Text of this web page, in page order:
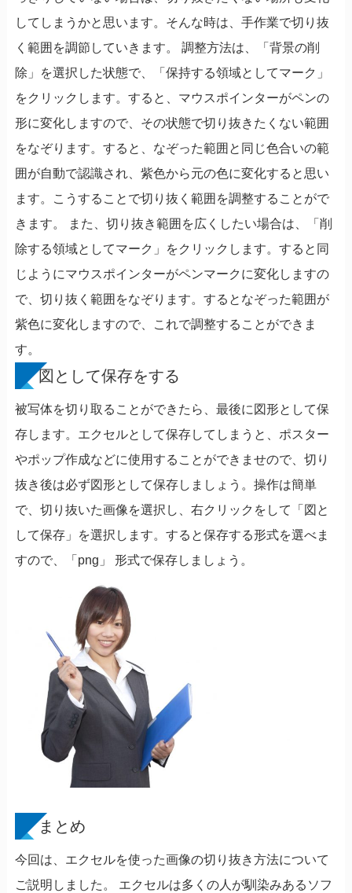
してしまうかと思います。そんな時は、手作業で切り抜
く範囲を調節していきます。 調整方法は、「背景の削
除」を選択した状態で、「保持する領域としてマーク」
をクリックします。すると、マウスポインターがペンの
形に変化しますので、その状態で切り抜きたくない範囲
をなぞります。すると、なぞった範囲と同じ色合いの範
囲が自動で認識され、紫色から元の色に変化すると思い
ます。こうすることで切り抜く範囲を調整することがで
きます。 また、切り抜き範囲を広くしたい場合は、「削
除する領域としてマーク」をクリックします。すると同
じようにマウスポインターがペンマークに変化しますの
で、切り抜く範囲をなぞります。するとなぞった範囲が
紫色に変化しますので、これで調整することができま
す。
図として保存をする
被写体を切り取ることができたら、最後に図形として保
存します。エクセルとして保存してしまうと、ポスター
やポップ作成などに使用することができませので、切り
抜き後は必ず図形として保存しましょう。操作は簡単
で、切り抜いた画像を選択し、右クリックをして「図と
して保存」を選択します。すると保存する形式を選べま
すので、「png」 形式で保存しましょう。
まとめ
今回は、エクセルを使った画像の切り抜き方法について
ご説明しました。 エクセルは多くの人が馴染みあるソフ